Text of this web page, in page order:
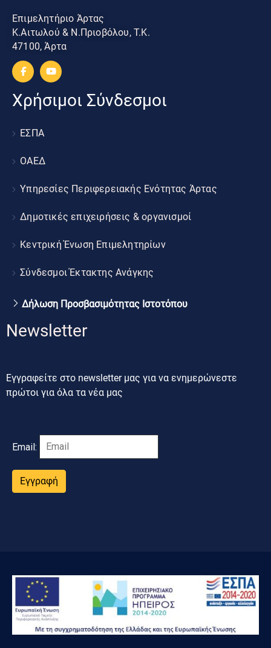
Επιμελητήριο Άρτας
Κ.Αιτωλού & Ν.Πριοβόλου, Τ.Κ.
47100, Άρτα
Χρήσιμοι Σύνδεσμοι
ΕΣΠΑ
ΟΑΕΔ
Υπηρεσίες Περιφερειακής Ενότητας Άρτας
Δημοτικές επιχειρήσεις & οργανισμοί
Κεντρική Ένωση Επιμελητηρίων
Σύνδεσμοι Έκτακτης Ανάγκης
Δήλωση Προσβασιμότητας Ιστοτόπου
Newsletter
Εγγραφείτε στο newsletter μας για να ενημερώνεστε
πρώτοι για όλα τα νέα μας
Email:
Εγγραφή